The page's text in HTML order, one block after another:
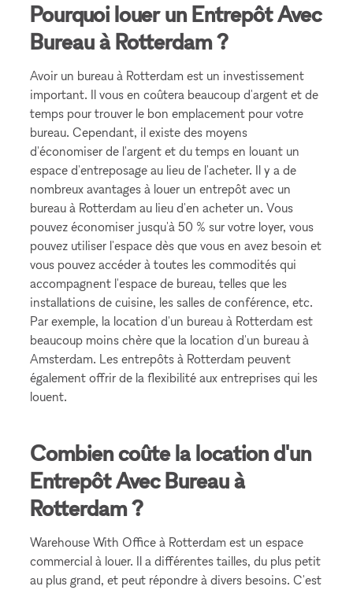
Pourquoi louer un Entrepôt Avec
Bureau à Rotterdam ?
Avoir un bureau à Rotterdam est un investissement
important. Il vous en coûtera beaucoup d'argent et de
temps pour trouver le bon emplacement pour votre
bureau. Cependant, il existe des moyens
d'économiser de l'argent et du temps en louant un
espace d'entreposage au lieu de l'acheter. Il y a de
nombreux avantages à louer un entrepôt avec un
bureau à Rotterdam au lieu d'en acheter un. Vous
pouvez économiser jusqu'à 50 % sur votre loyer, vous
pouvez utiliser l'espace dès que vous en avez besoin et
vous pouvez accéder à toutes les commodités qui
accompagnent l'espace de bureau, telles que les
installations de cuisine, les salles de conférence, etc.
Par exemple, la location d'un bureau à Rotterdam est
beaucoup moins chère que la location d'un bureau à
Amsterdam. Les entrepôts à Rotterdam peuvent
également offrir de la flexibilité aux entreprises qui les
louent.
Combien coûte la location d'un
Entrepôt Avec Bureau à
Rotterdam ?
Warehouse With Office à Rotterdam est un espace
commercial à louer. Il a différentes tailles, du plus petit
au plus grand, et peut répondre à divers besoins. C'est